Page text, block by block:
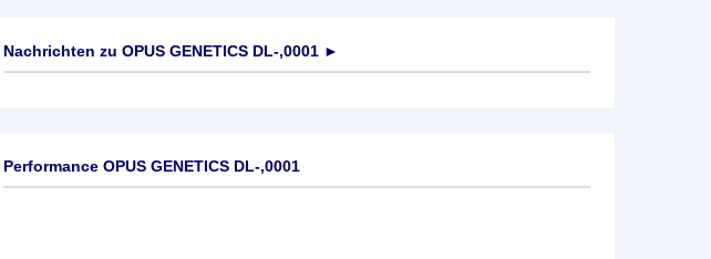
Nachrichten zu OPUS GENETICS DL-,0001 ►
Performance OPUS GENETICS DL-,0001